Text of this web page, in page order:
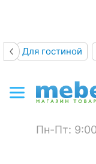
Для гостиной
Пн-Пт: